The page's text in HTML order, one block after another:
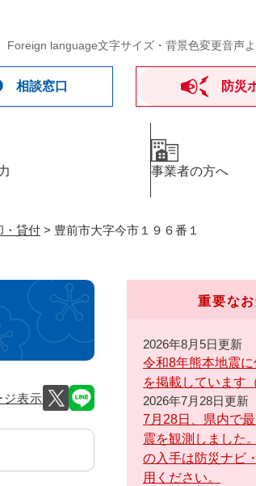
Foreign language文字サイズ・背景色変更音声
相談窓口 防災
事業者の方へ
・貸付 > 豊前市大字今市１９６番１
ジ表示
重要な
2026年8月5日更新
令和8年熊本地震
を掲載しています
2026年7月28日更新
7月28日、県内で
震を観測しました
の入手は防災ナビ
用ください。